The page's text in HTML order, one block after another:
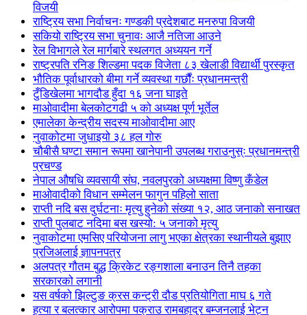
विजयी
राष्ट्रिय सभा निर्वाचनः गण्डकी प्रदेशबाट मनरुपा विजयी
सकियो राष्ट्रिय सभा चुनावः आजै नतिजा आउने
रेल विभागले रेल मार्गबारे स्थलगत अध्ययन गर्ने
राष्ट्रपति रनिङ शिल्डमा पदक विजेता ८३ खेलाडी विद्यार्थी पुरस्कृत
भौतिक पूर्वाधारको बीमा गर्ने व्यवस्था गर्छौंः प्रधानमन्त्री
टुँडिखेलमा भागदौड हुँदा १६ जना घाइते
माओवादीमा बेलकोटगढी ५ को अध्यक्ष पूर्ण भूर्तेल
एमालेका केन्द्रीय सदस्य माओ‌वादीमा आए
नुवाकोटमा जुधाइयो ३८ हल गोरु
चौबीसै घण्टा समान रूपमा खानेपानी उपलब्ध गराउनुस्ः प्रधानमन्त्री
प्रचण्ड
नेपाल औषधि व्यवसायी संघ, नवलपुरको अध्यक्षमा विष्णु कँडेल
माओवादीको विधान सम्मेलन फागुन पहिलो साता
राप्ती नदि बस दुर्घटनाः मृत्यु हुनेको संख्या १२, आठ जनाको सनाखत
राप्ती पुलबाट नदिमा बस खस्यो: ५ जनाको मृत्यु
नुवाकोटमा एमसिए परियोजना लागु भएका क्षेत्रका स्थानीयले बुझाए
प्रजिअलाई ज्ञापनपत्र
अलपत्र गौतम बुद्ध क्रिकेट रङ्गशाला बनाउन तिनै तहका
सरकारको लगानी
यस वर्षको झिल्टुङ क्रस कन्ट्री दौड प्रतियोगिता माघ ६ गते
हत्या र बलत्कार आरोपमा पक्राउ रामबहादुर बम्जनलाई भेट्न